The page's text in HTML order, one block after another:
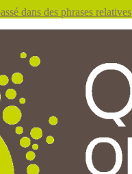
dans des phrases relatives